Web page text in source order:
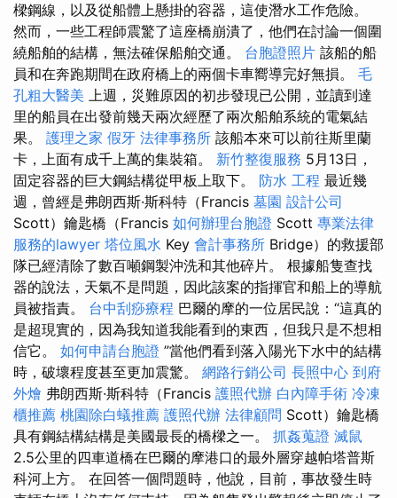
樑鋼線，以及從船體上懸掛的容器，這使潛水工作危險。
然而，一些工程師震驚了這座橋崩潰了，他們在討論一個圍
繞船舶的結構，無法確保船舶交通。 台胞證照片 該船的船
員和在奔跑期間在政府橋上的兩個卡車嚮導完好無損。 毛
孔粗大醫美 上週，災難原因的初步發現已公開，並讀到達
里的船員在出發前幾天兩次經歷了兩次船舶系統的電氣結
果。 護理之家 假牙 法律事務所 該船本來可以前往斯里蘭
卡，上面有成千上萬的集裝箱。 新竹整復服務 5月13日，
固定容器的巨大鋼結構從甲板上取下。 防水 工程 最近幾
週，曾經是弗朗西斯·斯科特（Francis 墓園 設計公司
Scott）鑰匙橋（Francis 如何辦理台胞證 Scott 專業法律
服務的lawyer 塔位風水 Key 會計事務所 Bridge）的救援部
隊已經清除了數百噸鋼製沖洗和其他碎片。 根據船隻查找
器的說法，天氣不是問題，因此該案的指揮官和船上的導航
員被指責。 台中刮痧療程 巴爾的摩的一位居民說：“這真的
是超現實的，因為我知道我能看到的東西，但我只是不想相
信它。 如何申請台胞證 ”當他們看到落入陽光下水中的結構
時，破壞程度甚至更加震驚。 網路行銷公司 長照中心 到府
外燴 弗朗西斯·斯科特（Francis 護照代辦 白內障手術 冷凍
櫃推薦 桃園除白蟻推薦 護照代辦 法律顧問 Scott）鑰匙橋
具有鋼結構結構是美國最長的橋樑之一。 抓姦蒐證 滅鼠
2.5公里的四車道橋在巴爾的摩港口的最外層穿越帕塔普斯
科河上方。 在回答一個問題時，他說，目前，事故發生時